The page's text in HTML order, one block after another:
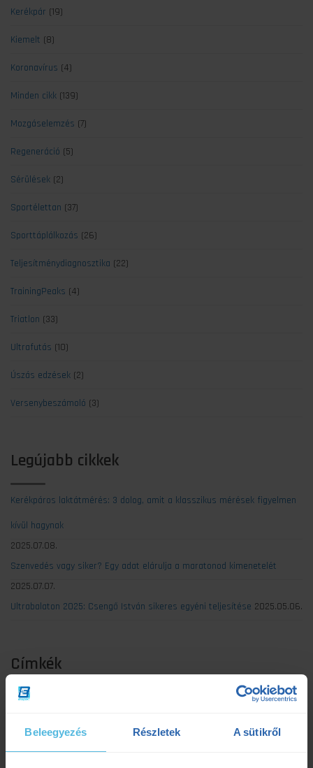
Beleegyezés Részletek A sütikről
Kerékpár (19)
Kiemelt (8)
Koronavírus (4)
Minden cikk (139)
Mozgáselemzés (7)
Regeneráció (5)
Sérülések (2)
Sportélettan (37)
Sporttáplálkozás (26)
Teljesítménydiagnosztika (22)
TrainingPeaks (4)
Triatlon (33)
Ultrafutás (10)
Úszás edzések (2)
Versenybeszámoló (3)
Legújabb cikkek
Kerékpáros laktátmérés: 3 dolog, amit a klasszikus mérések figyelmen
kívül hagynak
2025.07.08.
Szenvedés vagy siker? Egy adat elárulja a maratonod kimenetelét
2025.07.07.
Ultrabalaton 2025: Csengő István sikeres egyéni teljesítése 2025.05.06.
Címkék